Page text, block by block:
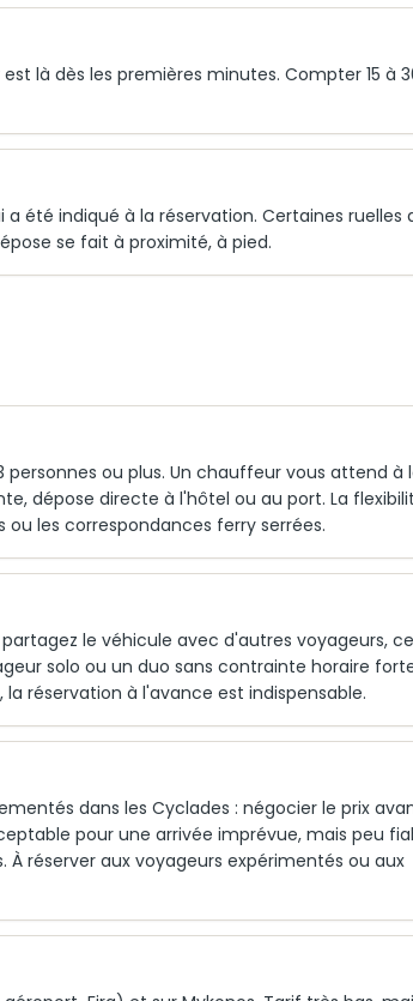
là dès les premières minutes. Compter 15 à
été indiqué à la réservation. Certaines ruelles
se fait à proximité, à pied.
ou plus. Un chauffeur vous attend à
dépose directe à l'hôtel ou au port. La
les correspondances ferry serrées.
le véhicule avec d'autres voyageurs,
solo ou un duo sans contrainte horaire
réservation à l'avance est indispensable.
dans les Cyclades : négocier le prix
pour une arrivée imprévue, mais peu
réserver aux voyageurs expérimentés ou aux